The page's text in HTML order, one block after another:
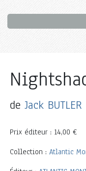
de Jack BUTLER
Prix éditeur : 14,00 €
Collection : Atlantic